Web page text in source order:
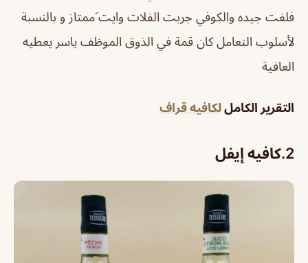
فلفت جيده والكوفي جربت الفلات وايت َممتاز و بالنسبة
لأسلوب التعامل كان قمة في الذوق الموظف ياسر يعطيه
العافية
التقرير الكامللكافيه قراف
2. كافيه إيفل